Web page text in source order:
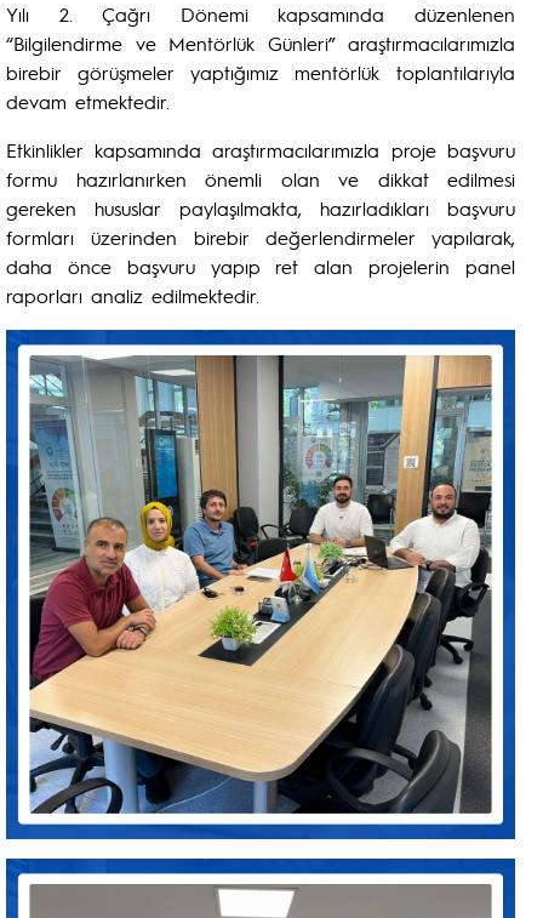
Yılı 2. Çağrı Dönemi kapsamında düzenlenen
“Bilgilendirme ve Mentörlük Günleri” araştırmacılarımızla
birebir görüşmeler yaptığımız mentörlük toplantılarıyla
devam etmektedir.
Etkinlikler kapsamında araştırmacılarımızla proje başvuru
formu hazırlanırken önemli olan ve dikkat edilmesi
gereken hususlar paylaşılmakta, hazırladıkları başvuru
formları üzerinden birebir değerlendirmeler yapılarak,
daha önce başvuru yapıp ret alan projelerin panel
raporları analiz edilmektedir.